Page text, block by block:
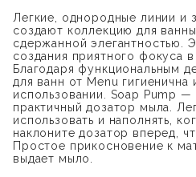
Легкие, однородные линии и
создают коллекцию для
сдержанной элегантностью.
создания приятного фокуса
Благодаря функциональным
для ванн от Menu гигиенична
использовании. Soap Pump
практичный дозатор мыла.
использовать и наполнять,
наклоните дозатор вперед,
Простое прикосновение к
выдает мыло.